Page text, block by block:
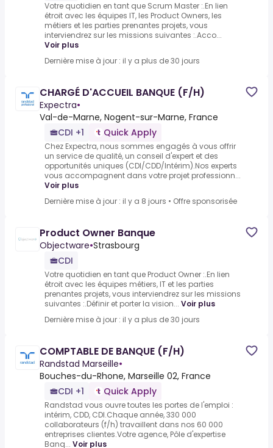
Votre quotidien en tant que Scrum Master :.En lien
étroit avec les équipes IT, les Product Owners, les
métiers et les parties prenantes projets, vous
interviendrez sur les missions suivantes :.Acco...
Voir plus
Dernière mise à jour : il y a plus de 30 jours
CHARGÉ D'ACCUEIL BANQUE (F/H)
Expectra•
Val-de-Marne, Nogent-sur-Marne, France
CDI +1
Quick Apply
Chez Expectra, nous sommes engagés à vous offrir
un service de qualité, un conseil d'expert et des
opportunités uniques (CDI/CDD/Intérim).Nos experts
vous accompagnent dans votre projet professionn...
Voir plus
Dernière mise à jour : il y a 8 jours • Offre sponsorisée
Product Owner Banque
Objectware•Strasbourg
CDI
Votre quotidien en tant que Product Owner :.En lien
étroit avec les équipes métiers, IT et les parties
prenantes projets, vous interviendrez sur les missions
suivantes :.Définir et porter la vision... Voir plus
Dernière mise à jour : il y a plus de 30 jours
COMPTABLE DE BANQUE (F/H)
Randstad Marseille•
Bouches-du-Rhone, Marseille 02, France
CDI +1
Quick Apply
Randstad vous ouvre toutes les portes de l'emploi :
intérim, CDD, CDI.Chaque année, 330 000
collaborateurs (f/h) travaillent dans nos 60 000
entreprises clientes.Votre agence, Pôle d'expertise
Banq... Voir plus